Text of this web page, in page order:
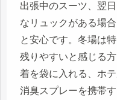
出張中のスーツ、翌
なリュックがある場
と安心です。冬場は
残りやすいと感じる
着を袋に入れる、ホ
消臭スプレーを携帯